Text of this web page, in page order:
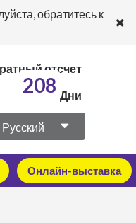
обратитесь к
отсчет
208 Дни
Русский
Онлайн-выставка